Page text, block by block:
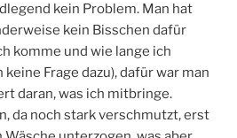
kein Problem. Man hat
kein Bisschen dafür
komme und wie lange ich
Frage dazu), dafür war man
daran, was ich mitbringe.
da noch stark verschmutzt, erst